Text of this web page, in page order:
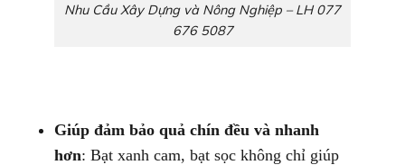
Nhu Cầu Xây Dựng và Nông Nghiệp – LH 077
676 5087
Giúp đảm bảo quả chín đều và nhanh
hơn: Bạt xanh cam, bạt sọc không chỉ giúp